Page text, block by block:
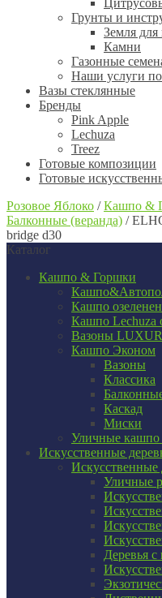
Грунты и
Земля для
Камни
Газонные
Наши услуги по
Вазы стеклянные
Бренды
Pink Apple
Lechuza
Treez
Готовые композиции
Готовые
Розовое Яблоко /Кашпо &
Балконные (веранда) /
bridge d30
Каталог
Кашпо & Горшки
Кашпо
Кашпо Lechuza
Вазоны
Кашпо Эконом
Вазоны
Классика
Каскад
Миски
Уличные
Искусственные
Искусственные
Уличные
Деревья